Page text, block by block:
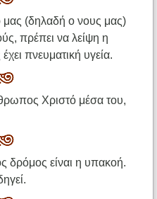
μας (δηλαδή ο νους μας)
πρέπει να λείψη η
πνευματική υγεία.
Χριστό μέσα του,
δρόμος είναι η υπακοή.